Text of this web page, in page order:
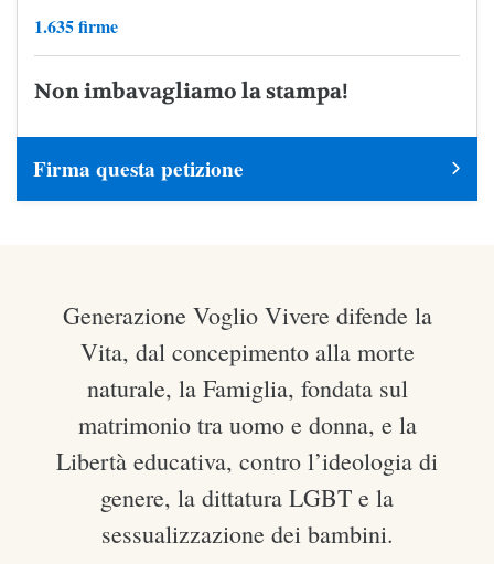
1.635 firme
Non imbavagliamo la stampa!
Firma questa petizione
Generazione Voglio Vivere difende la
Vita, dal concepimento alla morte
naturale, la Famiglia, fondata sul
matrimonio tra uomo e donna, e la
Libertà educativa, contro l’ideologia di
genere, la dittatura LGBT e la
sessualizzazione dei bambini.